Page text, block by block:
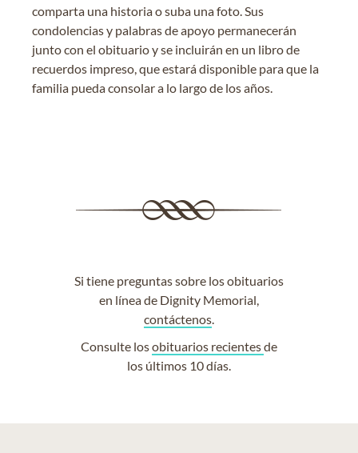
comparta una historia o suba una foto. Sus
condolencias y palabras de apoyo permanecerán
junto con el obituario y se incluirán en un libro de
recuerdos impreso, que estará disponible para que la
familia pueda consolar a lo largo de los años.
Si tiene preguntas sobre los obituarios
en línea de Dignity Memorial,
contáctenos.
Consulte losobituarios recientesde
los últimos 10 días.